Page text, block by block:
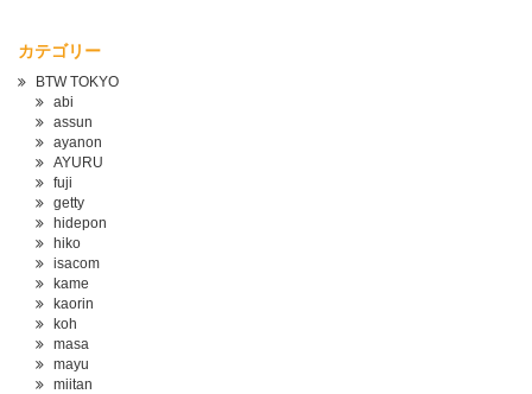
カテゴリー
BTW TOKYO
abi
assun
ayanon
AYURU
fuji
getty
hidepon
hiko
isacom
kame
kaorin
koh
masa
mayu
miitan